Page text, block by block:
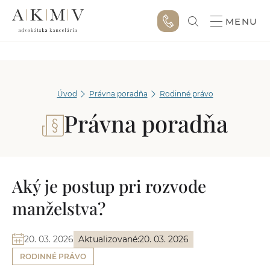
MENU
Úvod Právna poradňa Rodinné právo
Právna poradňa
Aký je postup pri rozvode
manželstva?
20. 03. 2026 Aktualizované:20. 03. 2026
RODINNÉ PRÁVO